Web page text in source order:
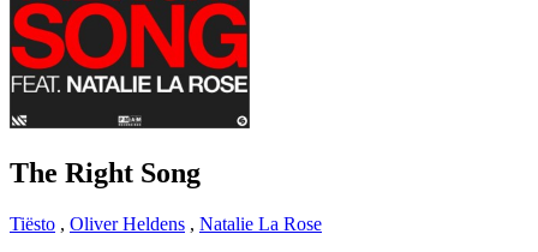
The Right Song
Tiësto , Oliver Heldens , Natalie La Rose